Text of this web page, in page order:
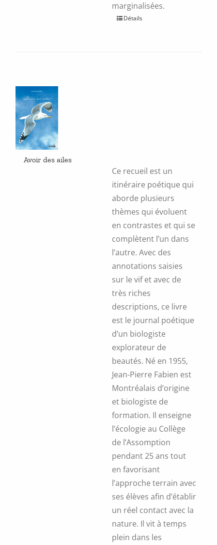
marginalisées.
CeDétails
Avoir des ailes
Ce recueil est un
itinéraire poétique qui
aborde plusieurs
thèmes qui évoluent
en contrastes et qui se
complètent l’un dans
l’autre. Avec des
annotations saisies
sur le vif et avec de
très riches
descriptions, ce livre
est le journal poétique
d’un biologiste
explorateur de
beautés. Né en 1955,
Jean-Pierre Fabien est
Montréalais d’origine
et biologiste de
formation. Il enseigne
l’écologie au Collège
de l’Assomption
pendant 25 ans tout
en favorisant
l’approche terrain avec
ses élèves afin d’établir
un réel contact avec la
nature. Il vit à temps
plein dans les